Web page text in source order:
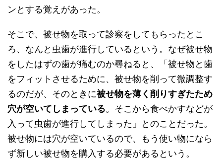
ンとする覚えがあった。
そこで、被せ物を取って診察をしてもらったとこ
ろ、なんと虫歯が進行しているという。なぜ被せ物
をしたはずの歯が痛むのか尋ねると、「被せ物と歯
をフィットさせるために、被せ物を削って微調整す
るのだが、そのときに被せ物を薄く削りすぎたため
穴が空いてしまっている。そこから食べかすなどが
入って虫歯が進行してしまった」とのことだった。
被せ物には穴が空いているので、もう使い物になら
ず新しい被せ物を購入する必要があるという。